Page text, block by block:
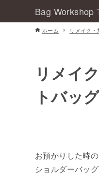
Bag Workshop
ホーム リメイク・
リメイ
トバッ
お預かりした時の
ショルダーバッ